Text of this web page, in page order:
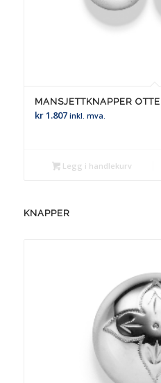
MANSJETTKNAPPER
kr1.807 inkl. mva.
Legg i handlekurv
KNAPPER